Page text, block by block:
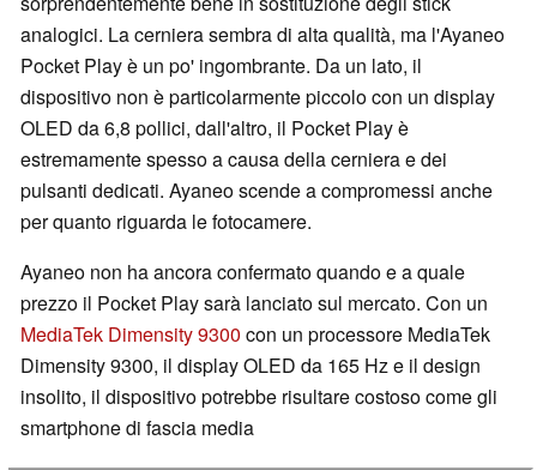
analogici. La cerniera sembra di alta qualità, ma l'Ayaneo
Pocket Play è un po' ingombrante. Da un lato, il
dispositivo non è particolarmente piccolo con un display
OLED da 6,8 pollici, dall'altro, il Pocket Play è
estremamente spesso a causa della cerniera e dei
pulsanti dedicati. Ayaneo scende a compromessi anche
per quanto riguarda le fotocamere.
Ayaneo non ha ancora confermato quando e a quale
prezzo il Pocket Play sarà lanciato sul mercato. Con un
MediaTek Dimensity 9300 con un processore MediaTek
Dimensity 9300, il display OLED da 165 Hz e il design
insolito, il dispositivo potrebbe risultare costoso come gli
smartphone di fascia media